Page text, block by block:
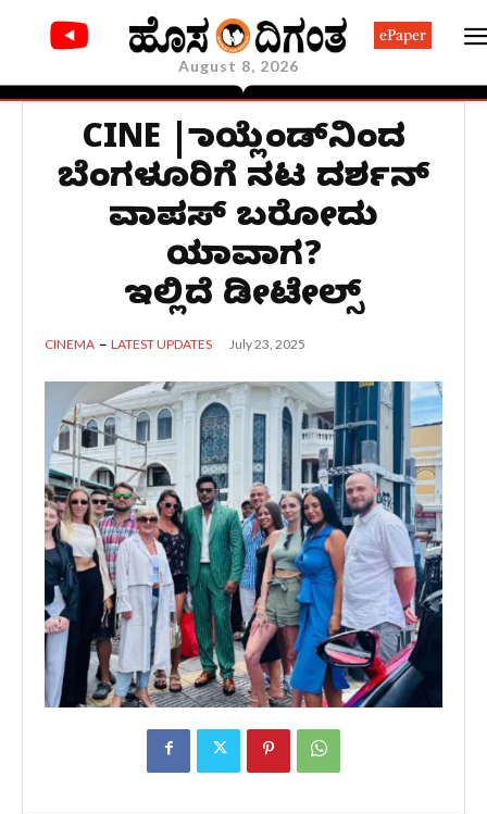
August 8, 2026
ePaper
CINE | ಥಾಯ್ಲೆಂಡ್‌ನಿಂದ
ಬೆಂಗಳೂರಿಗೆ ನಟ ದರ್ಶನ್
ವಾಪಸ್ ಬರೋದು
ಯಾವಾಗ?
ಇಲ್ಲಿದೆ ಡೀಟೇಲ್ಸ್
CINEMA LATEST UPDATES July 23, 2025